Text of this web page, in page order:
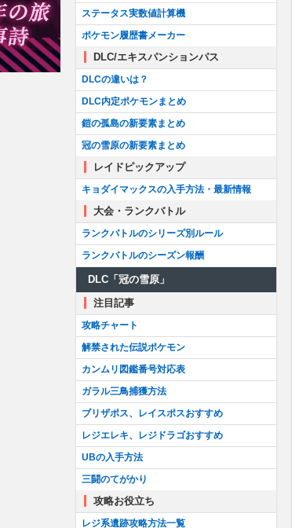
ステータス実数値計算機
ポケモン履歴書メーカー
DLC/エキスパンションパス
DLCの違いは？
DLC内定ポケモンまとめ
鎧の孤島の新要素まとめ
冠の雪原の新要素まとめ
レイドピックアップ
キョダイマックスの入手方法・最新情報
大会・ランクバトル
ランクバトルのシリーズ別ルール
ランクバトルのシーズン報酬
DLC「冠の雪原」
注目記事
攻略チャート
解禁された伝説ポケモン
カンムリ図鑑番号対応表
ガラル三鳥捕獲方法
ブリザポス、レイスポスおすすめ
レジエレキ、レジドラゴおすすめ
UBの入手方法
三闘のてがかり
攻略お役立ち
レジ系遺跡攻略方法一覧